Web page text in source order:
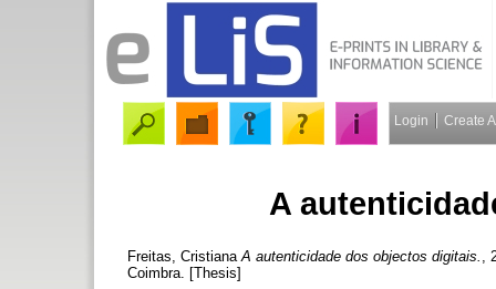
Login Create
A
Freitas, Cristiana A autenticidade dos objectos digitais.
Coimbra. [Thesis]